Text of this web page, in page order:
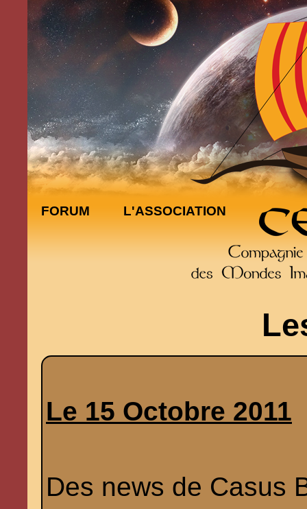
FORUM L'ASSOCIATION
Le 15 Octobre 2011
Des news de Casus